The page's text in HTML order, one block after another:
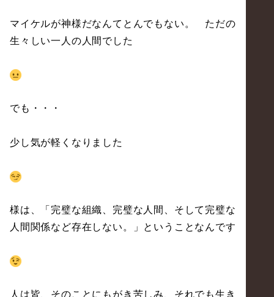
マイケルが神様だなんてとんでもない。 ただの
生々しい一人の人間でした
でも・・・
少し気が軽くなりました
様は、「完璧な組織、完璧な人間、そして完璧な
人間関係など存在しない。」ということなんです
人は皆、そのことにもがき苦しみ、それでも生き